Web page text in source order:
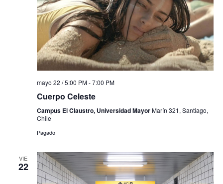
mayo 22 / 5:00 PM-7:00 PM
Cuerpo Celeste
Campus El Claustro, Universidad MayorMarín 321, Santiago,
Chile
Pagado
VIE
22